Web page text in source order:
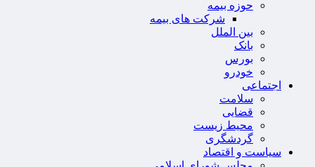
حوزه بیمه
شرکت های بیمه
بین الملل
بانک
بورس
خودرو
اجتماعی
سلامت
قضایی
محیط زیست
گردشگری
سیاست و اقتصاد